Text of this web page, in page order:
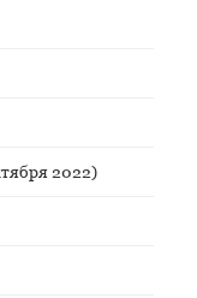
2022)